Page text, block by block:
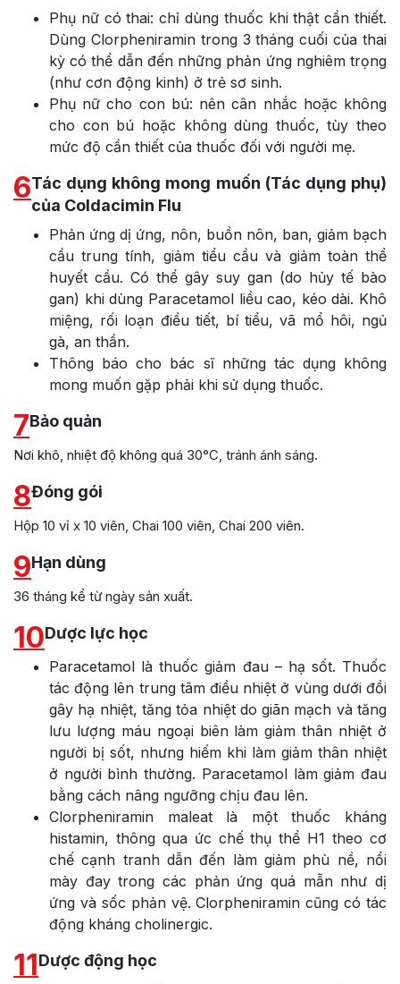
Phụ nữ có thai: chỉ dùng thuốc khi thật cần thiết.
Dùng Clorpheniramin trong 3 tháng cuối của thai
kỳ có thể dẫn đến những phản ứng nghiêm trọng
(như cơn động kinh) ở trẻ sơ sinh.
Phụ nữ cho con bú: nên cân nhắc hoặc không
cho con bú hoặc không dùng thuốc, tùy theo
mức độ cần thiết của thuốc đối với người mẹ.
6Tác dụng không mong muốn (Tác dụng phụ)
của Coldacimin Flu
Phản ứng dị ứng, nôn, buồn nôn, ban, giảm bạch
cầu trung tính, giảm tiểu cầu và giảm toàn thể
huyết cầu. Có thể gây suy gan (do hủy tế bào
gan) khi dùng Paracetamol liều cao, kéo dài. Khô
miệng, rối loạn điều tiết, bí tiểu, vã mổ hôi, ngủ
gà, an thần.
Thông báo cho bác sĩ những tác dụng không
mong muốn gặp phải khi sử dụng thuốc.
7Bảo quản
Nơi khô, nhiệt độ không quá 30°C, tránh ánh sáng.
8Đóng gói
Hộp 10 vỉ x 10 viên, Chai 100 viên, Chai 200 viên.
9Hạn dùng
36 tháng kể từ ngày sản xuất.
10Dược lực học
Paracetamol là thuốc giảm đau – hạ sốt. Thuốc
tác động lên trung tâm điều nhiệt ở vùng dưới đồi
gây hạ nhiệt, tăng tỏa nhiệt do giãn mạch và tăng
lưu lượng máu ngoại biên làm giảm thân nhiệt ở
người bị sốt, nhưng hiếm khi làm giảm thân nhiệt
ở người bình thường. Paracetamol làm giảm đau
bằng cách nâng ngưỡng chịu đau lên.
Clorpheniramin maleat là một thuốc kháng
histamin, thông qua ức chế thụ thể H1 theo cơ
chế cạnh tranh dẫn đến làm giảm phù nề, nổi
mày đay trong các phản ứng quá mẫn như dị
ứng và sốc phản vệ. Clorpheniramin cũng có tác
động kháng cholinergic.
11Dược động học